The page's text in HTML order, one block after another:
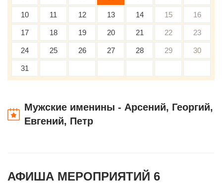
10 11 12 13 14 15 16
17 18 19 20 21 22 23
24 25 26 27 28 29 30
31
Мужские именины - Арсений, Георгий,
Евгений, Петр
АФИША МЕРОПРИЯТИЙ 6